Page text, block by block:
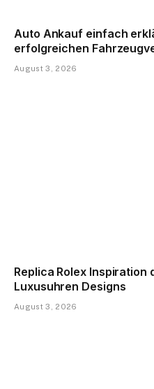
Auto Ankauf einfach
erfolgreichen
August 3, 2026
Replica Rolex Inspiration
Luxusuhren Designs
August 3, 2026